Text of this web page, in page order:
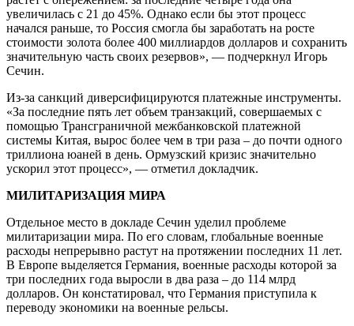
увеличилась с 21 до 45%. Однако если бы этот процесс
начался раньше, то Россия смогла бы заработать на росте
стоимости золота более 400 миллиардов долларов и сохранить
значительную часть своих резервов», — подчеркнул Игорь
Сечин.
Из-за санкций диверсифицируются платежные инструменты.
«За последние пять лет объем транзакций, совершаемых с
помощью Трансграничной межбанковской платежной
системы Китая, вырос более чем в три раза – до почти одного
триллиона юаней в день. Ормузский кризис значительно
ускорил этот процесс», — отметил докладчик.
МИЛИТАРИЗАЦИЯ МИРА
Отдельное место в докладе Сечин уделил проблеме
милитаризации мира. По его словам, глобальные военные
расходы непрерывно растут на протяжении последних 11 лет.
В Европе выделяется Германия, военные расходы которой за
три последних года выросли в два раза – до 114 млрд
долларов. Он констатировал, что Германия приступила к
переводу экономики на военные рельсы.